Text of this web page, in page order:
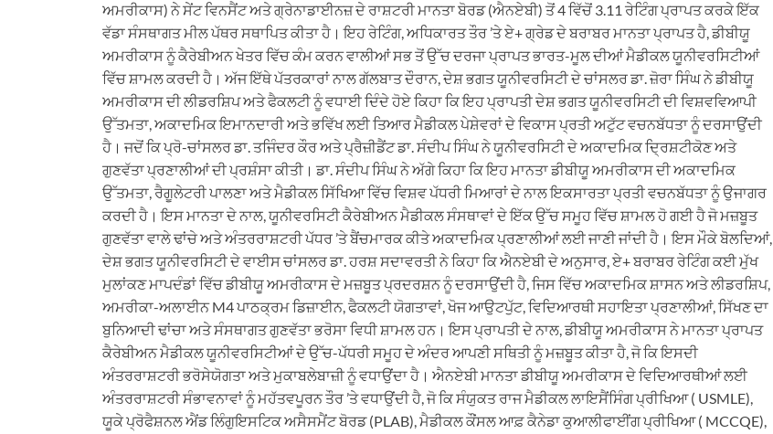
ਅਮਰੀਕਾਸ) ਨੇ ਸੇਂਟ ਵਿਨਸੈਂਟ ਅਤੇ ਗ੍ਰੇਨਾਡਾਈਨਜ਼ ਦੇ ਰਾਸ਼ਟਰੀ ਮਾਨਤਾ ਬੋਰਡ (ਐਨਏਬੀ) ਤੋਂ 4 ਵਿੱਚੋਂ 3.11 ਰੇਟਿੰਗ ਪ੍ਰਾਪਤ ਕਰਕੇ ਇੱਕ
ਵੱਡਾ ਸੰਸਥਾਗਤ ਮੀਲ ਪੱਥਰ ਸਥਾਪਿਤ ਕੀਤਾ ਹੈ। ਇਹ ਰੇਟਿੰਗ, ਅਧਿਕਾਰਤ ਤੌਰ ’ਤੇ ਏ+ ਗ੍ਰੇਡ ਦੇ ਬਰਾਬਰ ਮਾਨਤਾ ਪ੍ਰਾਪਤ ਹੈ, ਡੀਬੀਯੂ
ਅਮਰੀਕਾਸ ਨੂੰ ਕੈਰੇਬੀਅਨ ਖੇਤਰ ਵਿੱਚ ਕੰਮ ਕਰਨ ਵਾਲੀਆਂ ਸਭ ਤੋਂ ਉੱਚ ਦਰਜਾ ਪ੍ਰਾਪਤ ਭਾਰਤ-ਮੂਲ ਦੀਆਂ ਮੈਡੀਕਲ ਯੂਨੀਵਰਸਿਟੀਆਂ
ਵਿੱਚ ਸ਼ਾਮਲ ਕਰਦੀ ਹੈ। ਅੱਜ ਇੱਥੇ ਪੱਤਰਕਾਰਾਂ ਨਾਲ ਗੱਲਬਾਤ ਦੌਰਾਨ, ਦੇਸ਼ ਭਗਤ ਯੂਨੀਵਰਸਿਟੀ ਦੇ ਚਾਂਸਲਰ ਡਾ. ਜ਼ੋਰਾ ਸਿੰਘ ਨੇ ਡੀਬੀਯੂ
ਅਮਰੀਕਾਸ ਦੀ ਲੀਡਰਸ਼ਿਪ ਅਤੇ ਫੈਕਲਟੀ ਨੂੰ ਵਧਾਈ ਦਿੰਦੇ ਹੋਏ ਕਿਹਾ ਕਿ ਇਹ ਪ੍ਰਾਪਤੀ ਦੇਸ਼ ਭਗਤ ਯੂਨੀਵਰਸਿਟੀ ਦੀ ਵਿਸ਼ਵਵਿਆਪੀ
ਉੱਤਮਤਾ, ਅਕਾਦਮਿਕ ਇਮਾਨਦਾਰੀ ਅਤੇ ਭਵਿੱਖ ਲਈ ਤਿਆਰ ਮੈਡੀਕਲ ਪੇਸ਼ੇਵਰਾਂ ਦੇ ਵਿਕਾਸ ਪ੍ਰਤੀ ਅਟੁੱਟ ਵਚਨਬੱਧਤਾ ਨੂੰ ਦਰਸਾਉਂਦੀ
ਹੈ। ਜਦੋਂ ਕਿ ਪ੍ਰੋ-ਚਾਂਸਲਰ ਡਾ. ਤਜਿੰਦਰ ਕੌਰ ਅਤੇ ਪ੍ਰੈਜ਼ੀਡੈਂਟ ਡਾ. ਸੰਦੀਪ ਸਿੰਘ ਨੇ ਯੂਨੀਵਰਸਿਟੀ ਦੇ ਅਕਾਦਮਿਕ ਦ੍ਰਿਸ਼ਟੀਕੋਣ ਅਤੇ
ਗੁਣਵੱਤਾ ਪ੍ਰਣਾਲੀਆਂ ਦੀ ਪ੍ਰਸ਼ੰਸਾ ਕੀਤੀ। ਡਾ. ਸੰਦੀਪ ਸਿੰਘ ਨੇ ਅੱਗੇ ਕਿਹਾ ਕਿ ਇਹ ਮਾਨਤਾ ਡੀਬੀਯੂ ਅਮਰੀਕਾਸ ਦੀ ਅਕਾਦਮਿਕ
ਉੱਤਮਤਾ, ਰੈਗੂਲੇਟਰੀ ਪਾਲਣਾ ਅਤੇ ਮੈਡੀਕਲ ਸਿੱਖਿਆ ਵਿੱਚ ਵਿਸ਼ਵ ਪੱਧਰੀ ਮਿਆਰਾਂ ਦੇ ਨਾਲ ਇਕਸਾਰਤਾ ਪ੍ਰਤੀ ਵਚਨਬੱਧਤਾ ਨੂੰ ਉਜਾਗਰ
ਕਰਦੀ ਹੈ। ਇਸ ਮਾਨਤਾ ਦੇ ਨਾਲ, ਯੂਨੀਵਰਸਿਟੀ ਕੈਰੇਬੀਅਨ ਮੈਡੀਕਲ ਸੰਸਥਾਵਾਂ ਦੇ ਇੱਕ ਉੱਚ ਸਮੂਹ ਵਿੱਚ ਸ਼ਾਮਲ ਹੋ ਗਈ ਹੈ ਜੋ ਮਜ਼ਬੂਤ
ਗੁਣਵੱਤਾ ਵਾਲੇ ਢਾਂਚੇ ਅਤੇ ਅੰਤਰਰਾਸ਼ਟਰੀ ਪੱਧਰ ’ਤੇ ਬੈਂਚਮਾਰਕ ਕੀਤੇ ਅਕਾਦਮਿਕ ਪ੍ਰਣਾਲੀਆਂ ਲਈ ਜਾਣੀ ਜਾਂਦੀ ਹੈ। ਇਸ ਮੌਕੇ ਬੋਲਦਿਆਂ,
ਦੇਸ਼ ਭਗਤ ਯੂਨੀਵਰਸਿਟੀ ਦੇ ਵਾਈਸ ਚਾਂਸਲਰ ਡਾ. ਹਰਸ਼ ਸਦਾਵਰਤੀ ਨੇ ਕਿਹਾ ਕਿ ਐਨਏਬੀ ਦੇ ਅਨੁਸਾਰ, ਏ+ ਬਰਾਬਰ ਰੇਟਿੰਗ ਕਈ ਮੁੱਖ
ਮੁਲਾਂਕਣ ਮਾਪਦੰਡਾਂ ਵਿੱਚ ਡੀਬੀਯੂ ਅਮਰੀਕਾਸ ਦੇ ਮਜ਼ਬੂਤ ਪ੍ਰਦਰਸ਼ਨ ਨੂੰ ਦਰਸਾਉਂਦੀ ਹੈ, ਜਿਸ ਵਿੱਚ ਅਕਾਦਮਿਕ ਸ਼ਾਸਨ ਅਤੇ ਲੀਡਰਸ਼ਿਪ,
ਅਮਰੀਕਾ-ਅਲਾਈਨ M4 ਪਾਠਕ੍ਰਮ ਡਿਜ਼ਾਈਨ, ਫੈਕਲਟੀ ਯੋਗਤਾਵਾਂ, ਖੋਜ ਆਉਟਪੁੱਟ, ਵਿਦਿਆਰਥੀ ਸਹਾਇਤਾ ਪ੍ਰਣਾਲੀਆਂ, ਸਿੱਖਣ ਦਾ
ਬੁਨਿਆਦੀ ਢਾਂਚਾ ਅਤੇ ਸੰਸਥਾਗਤ ਗੁਣਵੱਤਾ ਭਰੋਸਾ ਵਿਧੀ ਸ਼ਾਮਲ ਹਨ। ਇਸ ਪ੍ਰਾਪਤੀ ਦੇ ਨਾਲ, ਡੀਬੀਯੂ ਅਮਰੀਕਾਸ ਨੇ ਮਾਨਤਾ ਪ੍ਰਾਪਤ
ਕੈਰੇਬੀਅਨ ਮੈਡੀਕਲ ਯੂਨੀਵਰਸਿਟੀਆਂ ਦੇ ਉੱਚ-ਪੱਧਰੀ ਸਮੂਹ ਦੇ ਅੰਦਰ ਆਪਣੀ ਸਥਿਤੀ ਨੂੰ ਮਜ਼ਬੂਤ ਕੀਤਾ ਹੈ, ਜੋ ਕਿ ਇਸਦੀ
ਅੰਤਰਰਾਸ਼ਟਰੀ ਭਰੋਸੇਯੋਗਤਾ ਅਤੇ ਮੁਕਾਬਲੇਬਾਜ਼ੀ ਨੂੰ ਵਧਾਉਂਦਾ ਹੈ। ਐਨਏਬੀ ਮਾਨਤਾ ਡੀਬੀਯੂ ਅਮਰੀਕਾਸ ਦੇ ਵਿਦਿਆਰਥੀਆਂ ਲਈ
ਅੰਤਰਰਾਸ਼ਟਰੀ ਸੰਭਾਵਨਾਵਾਂ ਨੂੰ ਮਹੱਤਵਪੂਰਨ ਤੌਰ ’ਤੇ ਵਧਾਉਂਦੀ ਹੈ, ਜੋ ਕਿ ਸੰਯੁਕਤ ਰਾਜ ਮੈਡੀਕਲ ਲਾਇਸੈਂਸਿੰਗ ਪ੍ਰੀਖਿਆ ( USMLE),
ਯੂਕੇ ਪ੍ਰੋਫੈਸ਼ਨਲ ਐਂਡ ਲਿੰਗੁਇਸਟਿਕ ਅਸੈਸਮੈਂਟ ਬੋਰਡ (PLAB), ਮੈਡੀਕਲ ਕੌਂਸਲ ਆਫ਼ ਕੈਨੇਡਾ ਕੁਆਲੀਫਾਈਂਗ ਪ੍ਰੀਖਿਆ ( MCCQE),